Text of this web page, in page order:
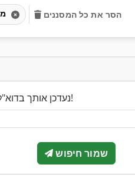
הסר את כל המסננים
נעדכן אותך בדוא"ל ברגע שיש תוצאות חיפוש חדשות!
שמור חיפוש